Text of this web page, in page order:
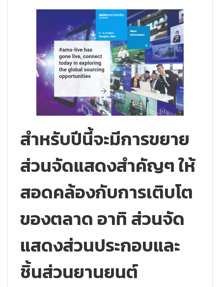
สำหรับปีนี้จะมีการขยาย
ส่วนจัดแสดงสำคัญๆ ให้
สอดคล้องกับการเติบโต
ของตลาด อาทิ ส่วนจัด
แสดงส่วนประกอบและ
ชิ้นส่วนยานยนต์